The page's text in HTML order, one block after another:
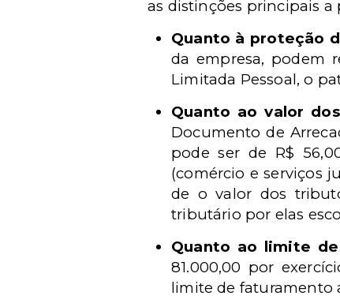
as distinções principais
Quanto à proteção
da empresa, podem
Limitada Pessoal, o
Quanto ao valor
Documento de
pode ser de R$
(comércio e serviços
de o valor dos
tributário por elas
Quanto ao limite
81.000,00 por
limite de faturamento